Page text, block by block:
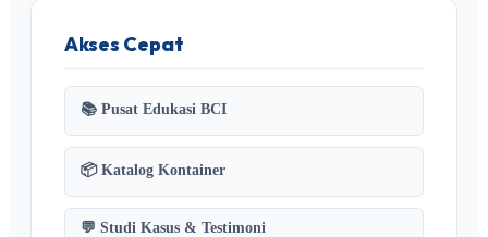
Akses Cepat
📚 Pusat Edukasi BCI
📦 Katalog Kontainer
💬 Studi Kasus & Testimoni